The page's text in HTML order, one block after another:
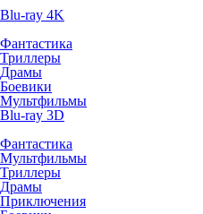
Blu-ray 4K
Фантастика
Триллеры
Драмы
Боевики
Мультфильмы
Blu-ray 3D
Фантастика
Мультфильмы
Триллеры
Драмы
Приключения